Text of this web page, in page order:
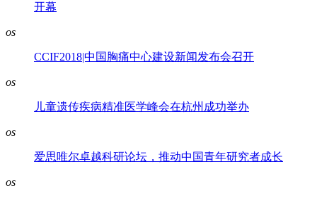
开幕
os
CCIF2018|中国胸痛中心建设新闻发布会召开
os
儿童遗传疾病精准医学峰会在杭州成功举办
os
爱思唯尔卓越科研论坛，推动中国青年研究者成长
os